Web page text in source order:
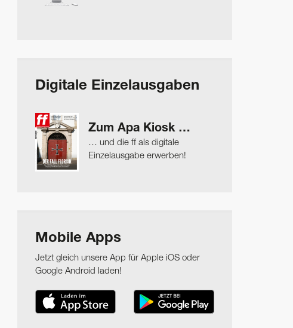
Digitale Einzelausgaben
Zum Apa Kiosk …
… und die ff als digitale
Einzelausgabe erwerben!
Mobile Apps
Jetzt gleich unsere App für Apple iOS oder
Google Android laden!